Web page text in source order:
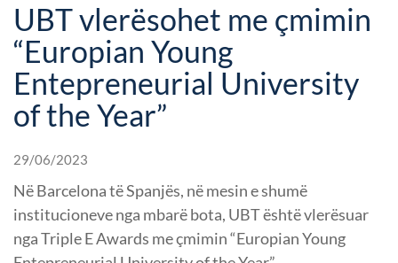
UBT vlerësohet me çmimin
“Europian Young
Entepreneurial University
of the Year”
29/06/2023
Në Barcelona të Spanjës, në mesin e shumë
institucioneve nga mbarë bota, UBT është vlerësuar
nga Triple E Awards me çmimin “Europian Young